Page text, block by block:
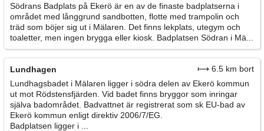
Södrans Badplats på Ekerö är en av de finaste badplatserna i
området med långgrund sandbotten, flotte med trampolin och
träd som böjer sig ut i Mälaren. Det finns lekplats, utegym och
toaletter, men ingen brygga eller kiosk. Badplatsen Södran i Mä...
Lundhagen
⟼ 6.5 km bort
Lundhagsbadet i Mälaren ligger i södra delen av Ekerö kommun
ut mot Rödstensfjärden. Vid badet finns bryggor som inringar
själva badområdet. Badvattnet är registrerat som sk EU-bad av
Ekerö kommun enligt direktiv 2006/7/EG.
Badplatsen ligger i ...